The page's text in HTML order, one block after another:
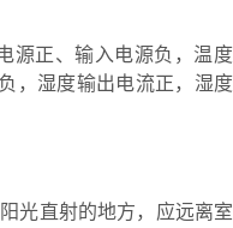
源正、输入电源负，温度
，湿度输出电流正，湿度
光直射的地方，应远离室